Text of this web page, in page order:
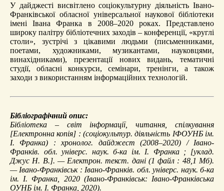
У дайджесті висвітлено соціокультурну діяльність Івано-
Франківської обласної універсальної наукової бібліотеки
імені Івана Франка в 2008–2020 роках. Представлено
широку палітру бібліотечних заходів – конференції, «круглі
столи», зустрічі з цікавими людьми (письменниками,
поетами, художниками, музикантами, науковцями,
винахідниками), презентації нових видань, тематичні
студії, обласні конкурси, семінари, тренінги, а також
заходи з використанням інформаційних технологій.
Бібліографічний опис:
Бібліотека – світ інформації, читання, спілкування
[Електронна копія] : (соціокультур. діяльність ІФОУНБ ім.
І. Франка) : хронолог. дайджест (2008–2020) / Івано-
Франків. обл. універс. наук. б-ка ім. І. Франка ; [уклад.
Джус Н. В.]. — Електрон. текст. дані (1 файл : 48,1 Мб).
— Івано-Франківськ : Івано-Франків. обл. універс. наук. б-ка
ім. І. Франка, 2020 (Івано-Франківськ: Івано-Франківська
ОУНБ ім. І. Франка, 2020).